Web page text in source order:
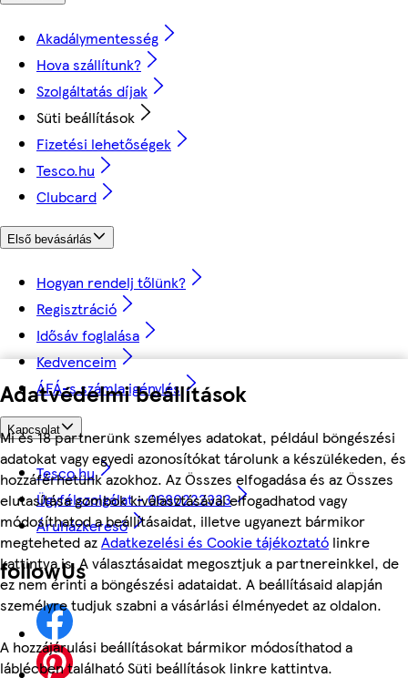
Adatvédelmi beállítások
Mi és 18 partnerünk személyes adatokat, például böngészési
adatokat vagy egyedi azonosítókat tárolunk a készülékeden, és
hozzáférhetünk azokhoz. Az Összes elfogadása és az Összes
elutasítása gombok kiválasztásával elfogadhatod vagy
módosíthatod a beállításaidat, illetve ugyanezt bármikor
megteheted azAdatkezelési és Cookie tájékoztató linkre
kattintva is. A választásaidat megosztjuk a partnereinkkel, de
ez nem érinti a böngészési adataidat. A beállításaid alapján
személyre tudjuk szabni a vásárlási élményedet az oldalon.
A hozzájárulási beállításokat bármikor módosíthatod a
láblécben található Süti beállítások linkre kattintva.
Akadálymentesség
Hova szállítunk?
Szolgáltatás díjak
Süti beállítások
Fizetési lehetőségek
Tesco.hu
Clubcard
Első bevásárlás
Hogyan rendelj tőlünk?
Regisztráció
Idősáv foglalása
Kedvenceim
ÁFÁ-s számla igénylés
Kapcsolat
Tesco.hu
Ügyfélszolgálat - 0680222333
Áruházkereső
followUs